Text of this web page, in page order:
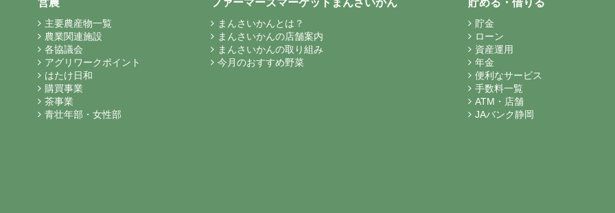
主要農産物一覧
農業関連施設
各協議会
アグリワークポイント
はたけ日和
購買事業
茶事業
青壮年部・女性部
まんさいかんとは？
まんさいかんの店舗案内
まんさいかんの取り組み
今月のおすすめ野菜
貯金
ローン
資産運用
年金
便利なサービス
手数料一覧
ATM・店舗
JAバンク静岡